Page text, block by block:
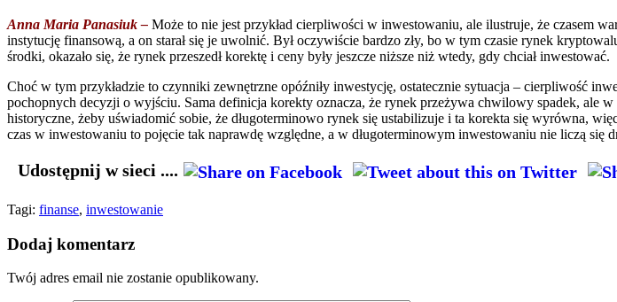
Anna Maria Panasiuk – Może to nie jest przykład cierpliwości w inwestowaniu, ale ilustruje, że czasem
instytucję finansową, a on starał się je uwolnić. Był oczywiście bardzo zły, bo w tym czasie rynek
środki, okazało się, że rynek przeszedł korektę i ceny były jeszcze niższe niż wtedy, gdy chciał inwestować.
Choć w tym przykładzie to czynniki zewnętrzne opóźniły inwestycję, ostatecznie sytuacja – cierpliwość
pochopnych decyzji o wyjściu. Sama definicja korekty oznacza, że rynek przeżywa chwilowy spadek, ale
historyczne, żeby uświadomić sobie, że długoterminowo rynek się ustabilizuje i ta korekta się wyrówna,
czas w inwestowaniu to pojęcie tak naprawdę względne, a w długoterminowym inwestowaniu nie liczą się
Udostępnij w sieci ....
Tagi: finanse, inwestowanie
Dodaj komentarz
Twój adres email nie zostanie opublikowany.